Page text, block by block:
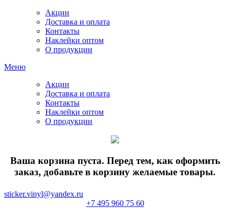
Акции
Доставка и оплата
Контакты
Наклейки оптом
О продукции
Меню
Акции
Доставка и оплата
Контакты
Наклейки оптом
О продукции
Ваша корзина пуста. Перед тем, как оформить
заказ, добавьте в корзину желаемые товары.
sticker.vinyl@yandex.ru
+7 495 960 75 60